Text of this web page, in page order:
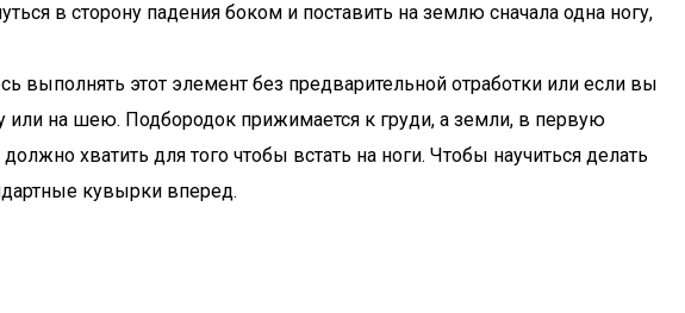
в сторону падения боком и поставить на землю сначала одна ногу,
этот элемент без предварительной отработки или если вы
или на шею. Подбородок прижимается к груди, а земли, в первую
хватить для того чтобы встать на ноги. Чтобы научиться делать
кувырки вперед.